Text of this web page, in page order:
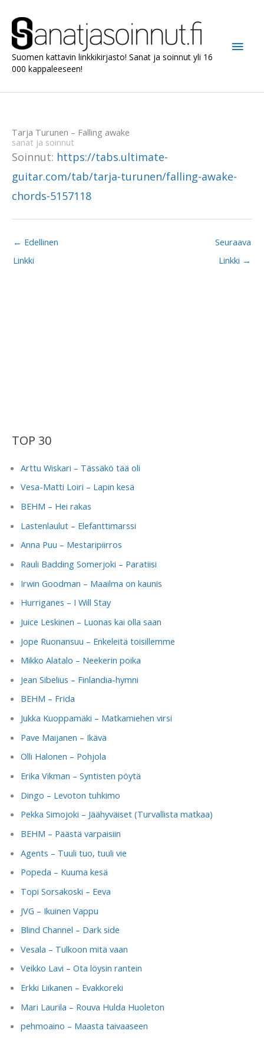
sisältöön
Suomen kattavin linkkikirjasto! Sanat ja soinnut yli 16
000 kappaleeseen!
Tarja Turunen – Falling awake
sanat ja soinnut
Soinnut: https://tabs.ultimate-
guitar.com/tab/tarja-turunen/falling-awake-
chords-5157118
← Edellinen
Linkki
Seuraava
Linkki →
TOP 30
Arttu Wiskari – Tässäkö tää oli
Vesa-Matti Loiri – Lapin kesä
BEHM – Hei rakas
Lastenlaulut – Elefanttimarssi
Anna Puu – Mestaripiirros
Rauli Badding Somerjoki – Paratiisi
Irwin Goodman – Maailma on kaunis
Hurriganes – I Will Stay
Juice Leskinen – Luonas kai olla saan
Jope Ruonansuu – Enkeleitä toisillemme
Mikko Alatalo – Neekerin poika
Jean Sibelius – Finlandia-hymni
BEHM – Frida
Jukka Kuoppamäki – Matkamiehen virsi
Pave Maijanen – Ikävä
Olli Halonen – Pohjola
Erika Vikman – Syntisten pöytä
Dingo – Levoton tuhkimo
Pekka Simojoki – Jäähyväiset (Turvallista matkaa)
BEHM – Päästä varpaisiin
Agents – Tuuli tuo, tuuli vie
Popeda – Kuuma kesä
Topi Sorsakoski – Eeva
JVG – Ikuinen Vappu
Blind Channel – Dark side
Vesala – Tulkoon mitä vaan
Veikko Lavi – Ota löysin rantein
Erkki Liikanen – Evakkoreki
Mari Laurila – Rouva Hulda Huoleton
pehmoaino – Maasta taivaaseen